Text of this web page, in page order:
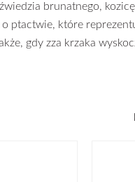
brunatnego,
ptactwie, które
gdy zza krzaka